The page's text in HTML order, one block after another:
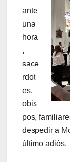
ante
una
hora
,
sace
rdot
es,
obis
pos,
despedir a
último adiós.